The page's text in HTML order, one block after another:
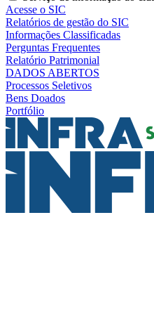
Acesse o SIC
Relatórios de gestão do SIC
Informações Classificadas
Perguntas Frequentes
Relatório Patrimonial
DADOS ABERTOS
Processos Seletivos
Bens Doados
Portfólio